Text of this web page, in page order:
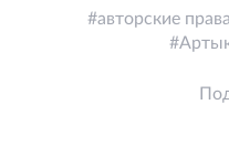
авторские права